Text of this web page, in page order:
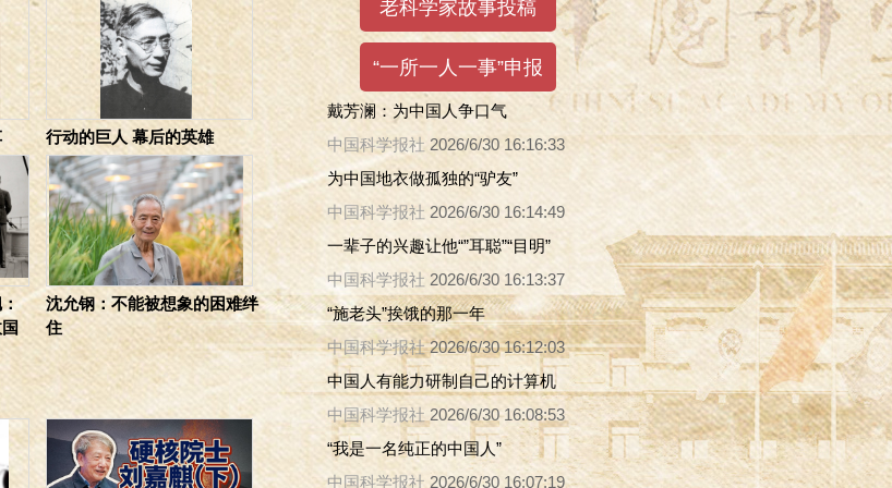
行动的巨人 幕后的英雄
沈允钢：不能被想象的困难绊
住
戴芳澜：为中国人争口气
中国科学报社 2026/6/30 16:16:33
为中国地衣做孤独的“驴友”
中国科学报社 2026/6/30 16:14:49
一辈子的兴趣让他“”耳聪”“目明”
中国科学报社 2026/6/30 16:13:37
“施老头”挨饿的那一年
中国科学报社 2026/6/30 16:12:03
中国人有能力研制自己的计算机
中国科学报社 2026/6/30 16:08:53
“我是一名纯正的中国人”
中国科学报社 2026/6/30 16:07:19